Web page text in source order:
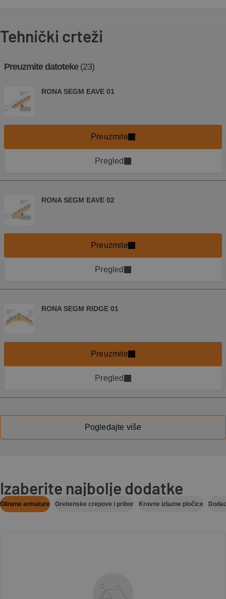
Tehnički crteži
Preuzmite datoteke (23)
RONA SEGM EAVE 01
Preuzmite
Pregled
RONA SEGM EAVE 02
Preuzmite
Pregled
RONA SEGM RIDGE 01
Preuzmite
Pregled
Pogledajte više
Izaberite najbolje dodatke
Glinene armature Grebenske crepove i pribor Krovne izlazne pločice